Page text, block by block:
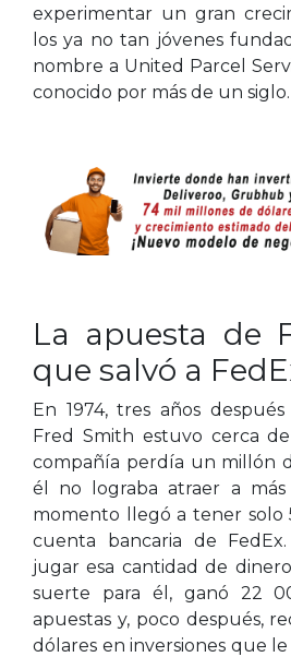
experimentar un gran
los ya no tan jóvenes
nombre a United Parcel
conocido por más de un siglo.
La apuesta de
que salvó a
En 1974, tres años
Fred Smith estuvo cerca
compañía perdía un millón
él no lograba atraer a más
momento llegó a tener solo
cuenta bancaria de
jugar esa cantidad de
suerte para él, ganó 22
apuestas y, poco después,
dólares en inversiones que